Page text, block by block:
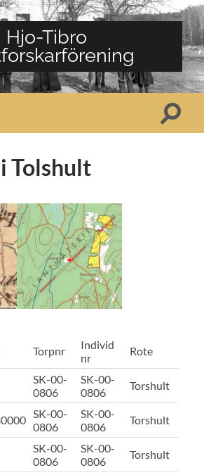
Hjo-Tibro
Slå
Tolshult
Torpnr
Individ
nr
Rote
SK-00-
0806
SK-00-
0806
Torshult
SK-00-
0806
SK-00-
0806
Torshult
SK-00-
0806
SK-00-
0806
Torshult